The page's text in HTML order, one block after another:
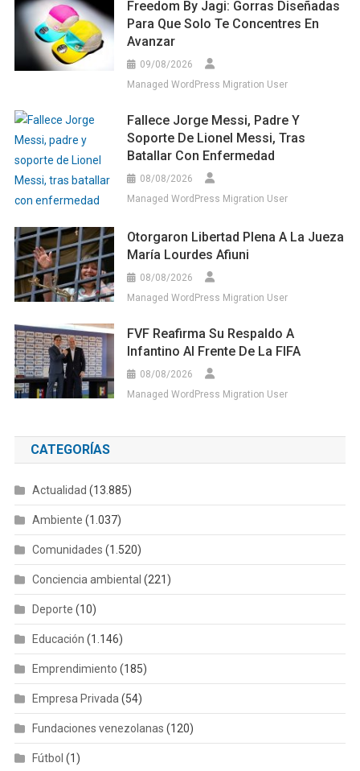
Freedom By Jagi: Gorras Diseñadas
Para Que Solo Te Concentres En
Avanzar
09/08/2026
Managed WordPress Migration User
Fallece Jorge Messi, Padre Y
Soporte De Lionel Messi, Tras
Batallar Con Enfermedad
08/08/2026
Managed WordPress Migration User
Otorgaron Libertad Plena A La Jueza
María Lourdes Afiuni
08/08/2026
Managed WordPress Migration User
FVF Reafirma Su Respaldo A
Infantino Al Frente De La FIFA
08/08/2026
Managed WordPress Migration User
CATEGORÍAS
Actualidad (13.885)
Ambiente (1.037)
Comunidades (1.520)
Conciencia ambiental (221)
Deporte (10)
Educación (1.146)
Emprendimiento (185)
Empresa Privada (54)
Fundaciones venezolanas (120)
Fútbol (1)